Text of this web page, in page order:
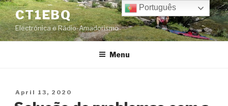
Skip
to
content
CT1EBQ
Electrónica e Rádio-Amadorismo
Menu
Posted
on
April 13, 2020
Português